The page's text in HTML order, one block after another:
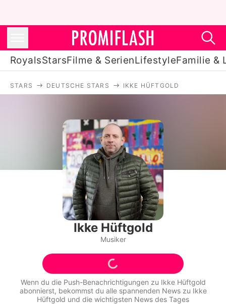
RoyalsStarsFilme & SerienLifestyleFamilie &
Filme & Serien
Lifestyle
Familie & Liebe
Promiflash Exklusiv
Alle Themen auf Promiflash
Jobs
App runterladen
Team
STARS DEUTSCHE STARS IKKE HÜFTGOLD
Ikke Hüftgold
Musiker
Wenn du die Push-Benachrichtigungen zu Ikke Hüftgold
abonnierst, bekommst du alle spannenden News zu Ikke
Hüftgold und die wichtigsten News des Tages